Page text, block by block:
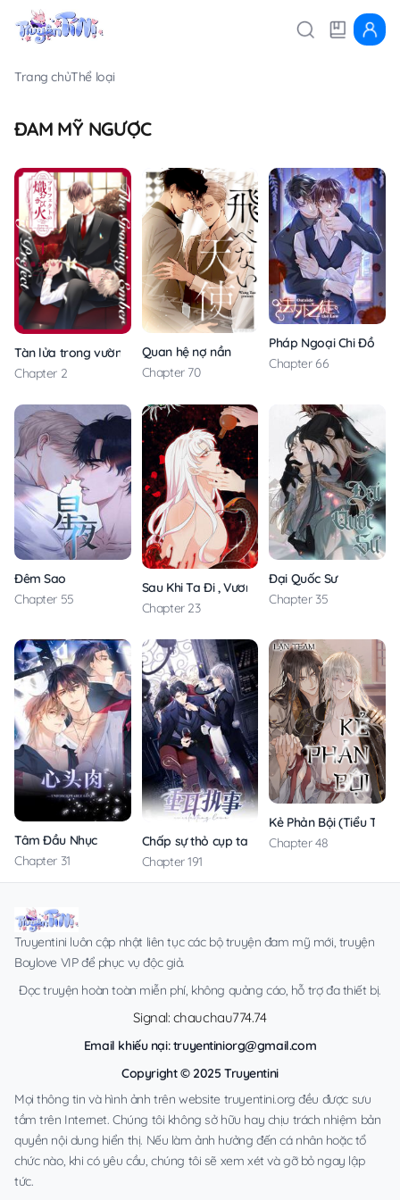
Trang chủThể loại
ĐAM MỸ NGƯỢC
Tàn lửa trong vườn hoa cô ngạo
Chapter 2
Quan hệ nợ nần
Chapter 70
Pháp Ngoại Chi Đồ
Chapter 66
Đêm Sao
Chapter 55
Sau Khi Ta Đi , Vương Gia Đau Khổ Muốn Chết
Chapter 23
Đại Quốc Sư
Chapter 35
Tâm Đầu Nhục
Chapter 31
Chấp sự thỏ cụp tai
Chapter 191
Kẻ Phản Bội (Tiểu
Chapter 48
Truyentini luôn cập nhật liên tục các bộ truyện đam mỹ mới, truyện
Boylove VIP để phục vụ độc giả.
Đọc truyện hoàn toàn miễn phí, không quảng cáo, hỗ trợ đa thiết bị.
Signal: chauchau774.74
Email khiếu nại:truyentiniorg@gmail.com
Copyright © 2025 Truyentini
Mọi thông tin và hình ảnh trên website truyentini.org đều được sưu
tầm trên Internet. Chúng tôi không sở hữu hay chịu trách nhiệm bản
quyền nội dung hiển thị. Nếu làm ảnh hưởng đến cá nhân hoặc tổ
chức nào, khi có yêu cầu, chúng tôi sẽ xem xét và gỡ bỏ ngay lập
tức.